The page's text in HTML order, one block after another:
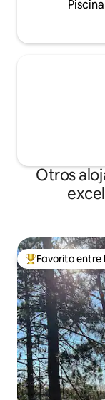
Piscina
Otros
Favorito entre
Favorito entre